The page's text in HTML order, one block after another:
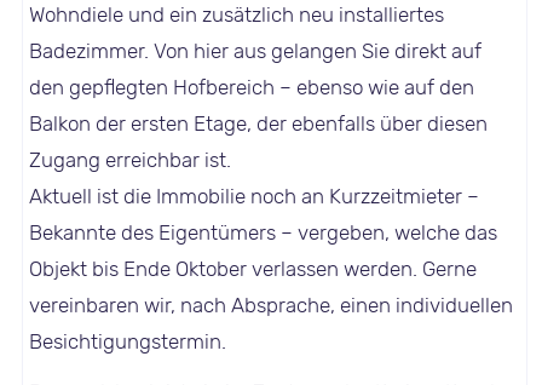
Wohndiele und ein zusätzlich neu installiertes
Badezimmer. Von hier aus gelangen Sie direkt auf
den gepflegten Hofbereich – ebenso wie auf den
Balkon der ersten Etage, der ebenfalls über diesen
Zugang erreichbar ist.
Aktuell ist die Immobilie noch an Kurzzeitmieter –
Bekannte des Eigentümers – vergeben, welche das
Objekt bis Ende Oktober verlassen werden. Gerne
vereinbaren wir, nach Absprache, einen individuellen
Besichtigungstermin.